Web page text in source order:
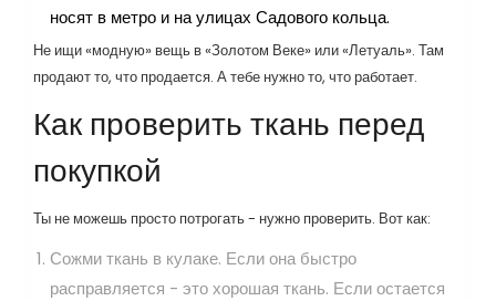
носят в метро и на улицах Садового кольца.
Не ищи «модную» вещь в «Золотом Веке» или «Летуаль». Там
продают то, что продается. А тебе нужно то, что работает.
Как проверить ткань перед
покупкой
Ты не можешь просто потрогать - нужно проверить. Вот как:
Сожми ткань в кулаке. Если она быстро
расправляется - это хорошая ткань. Если остается